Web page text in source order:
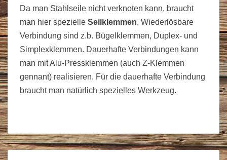
Da man Stahlseile nicht verknoten kann, braucht
man hier spezielle Seilklemmen. Wiederlösbare
Verbindung sind z.b. Bügelklemmen, Duplex- und
Simplexklemmen. Dauerhafte Verbindungen kann
man mit Alu-Pressklemmen (auch Z-Klemmen
gennant) realisieren. Für die dauerhafte Verbindung
braucht man natürlich spezielles Werkzeug.